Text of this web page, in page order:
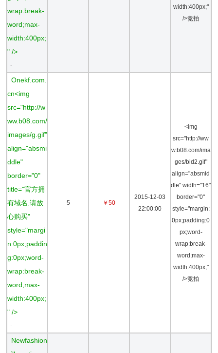
wrap:break-
word;max-
width:400px;
" />
-
width:400px;"
/>竞拍
Onekf.com.
cn<img
src="http://w
ww.b08.com/
images/g.gif"
align="absmi
ddle"
border="0"
title="官方拥
有域名,请放
心购买"
style="margi
n:0px;paddin
g:0px;word-
wrap:break-
word;max-
width:400px;
" />
-
5 ￥50
2015-12-03
22:00:00
<img
src="http://ww
w.b08.com/ima
ges/bid2.gif"
align="absmid
dle" width="16"
border="0"
style="margin:
0px;padding:0
px;word-
wrap:break-
word;max-
width:400px;"
/>竞拍
Newfashion